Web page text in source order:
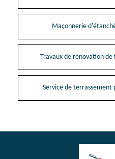
Maçonnerie
Travaux de rénovation de
Service de terrassement